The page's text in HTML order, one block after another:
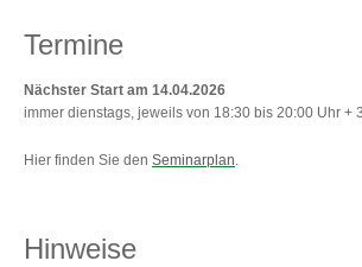
Termine
Nächster Start am 14.04.2026
immer dienstags, jeweils von 18:30 bis 20:00 Uhr +
Hier finden Sie denSeminarplan
Hinweise